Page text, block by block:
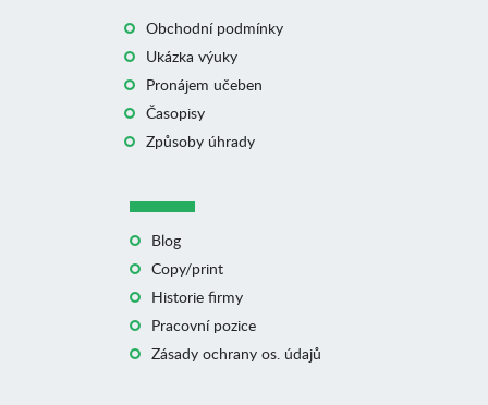
Obchodní podmínky
Ukázka výuky
Pronájem učeben
Časopisy
Způsoby úhrady
Blog
Copy/print
Historie firmy
Pracovní pozice
Zásady ochrany os. údajů